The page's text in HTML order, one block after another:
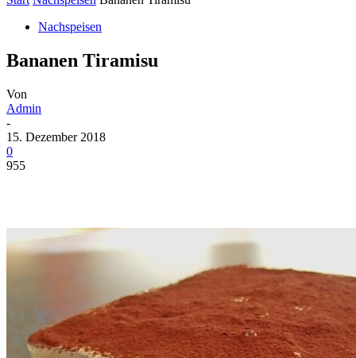
Nachspeisen
Bananen Tiramisu
Von
Admin
-
15. Dezember 2018
0
955